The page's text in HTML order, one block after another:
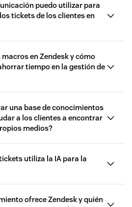
puedo utilizar para
tickets de los clientes en
en Zendesk y cómo
tiempo en la gestión de
una base de conocimientos
a los clientes a encontrar
medios?
utiliza la IA para la
ofrece Zendesk y quién